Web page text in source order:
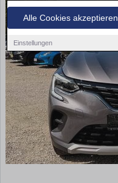
Alle Cookies akzeptieren
Einstellungen